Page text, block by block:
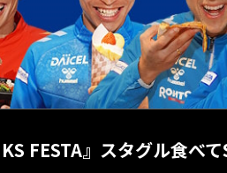
FESTA』スタグル食べ